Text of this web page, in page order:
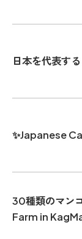
日本を代表す
✨Japanese
30種類のマン
Farm in